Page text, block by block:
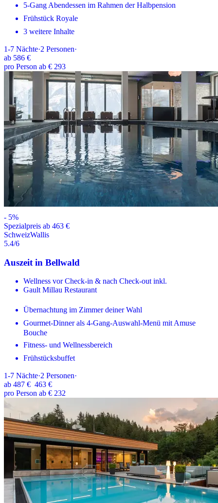
5-Gang Abendessen im Rahmen der Halbpension
Frühstück Royale
3 weitere Inhalte
1-7 Nächte·2 Personen·
ab 586 €
pro Person ab € 293
- 5%
Spezialpreis ab 463 €
SchweizWallis
5.4/6
Auszeit in Bellwald
Wellness vor Check-in & nach Check-out inkl.
Gault Millau Restaurant
Übernachtung im Zimmer deiner Wahl
Gourmet-Dinner als 4-Gang-Auswahl-Menü mit Amuse
Bouche
Fitness- und Wellnessbereich
Frühstücksbuffet
1-7 Nächte·2 Personen·
ab 487 € 463 €
pro Person ab € 232